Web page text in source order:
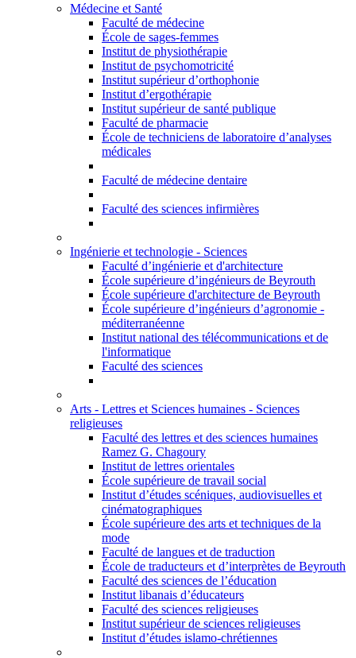
Médecine et Santé
Faculté de médecine
École de sages-femmes
Institut de physiothérapie
Institut de psychomotricité
Institut supérieur d’orthophonie
Institut d’ergothérapie
Institut supérieur de santé publique
Faculté de pharmacie
École de techniciens de laboratoire d’analyses
médicales
Faculté de médecine dentaire
Faculté des sciences infirmières
Ingénierie et technologie - Sciences
Faculté d’ingénierie et d'architecture
École supérieure d’ingénieurs de Beyrouth
École supérieure d'architecture de Beyrouth
École supérieure d’ingénieurs d’agronomie -
méditerranéenne
Institut national des télécommunications et de
l'informatique
Faculté des sciences
Arts - Lettres et Sciences humaines - Sciences
religieuses
Faculté des lettres et des sciences humaines
Ramez G. Chagoury
Institut de lettres orientales
École supérieure de travail social
Institut d’études scéniques, audiovisuelles et
cinématographiques
École supérieure des arts et techniques de la
mode
Faculté de langues et de traduction
École de traducteurs et d’interprètes de Beyrouth
Faculté des sciences de l’éducation
Institut libanais d’éducateurs
Faculté des sciences religieuses
Institut supérieur de sciences religieuses
Institut d’études islamo-chrétiennes